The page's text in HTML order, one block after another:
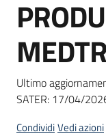
Supporto
telematiche
Ultimo
SATER: 17/04/
CondividiVedi azioni